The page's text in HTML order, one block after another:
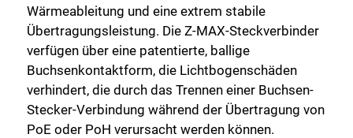
Wärmeableitung und eine extrem stabile
Übertragungsleistung. Die Z-MAX-Steckverbinder
verfügen über eine patentierte, ballige
Buchsenkontaktform, die Lichtbogenschäden
verhindert, die durch das Trennen einer Buchsen-
Stecker-Verbindung während der Übertragung von
PoE oder PoH verursacht werden können.